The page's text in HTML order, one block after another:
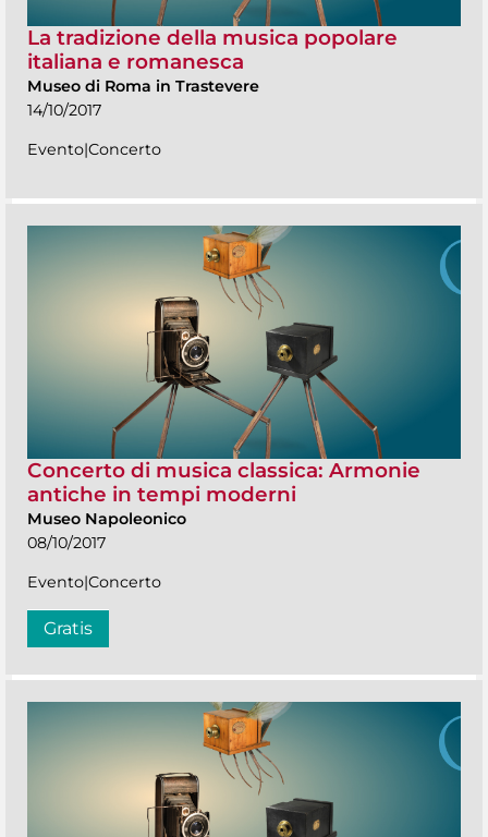
La tradizione della musica popolare
italiana e romanesca
Museo di Roma in Trastevere
14/10/2017
Evento|Concerto
Concerto di musica classica: Armonie
antiche in tempi moderni
Museo Napoleonico
08/10/2017
Evento|Concerto
Gratis